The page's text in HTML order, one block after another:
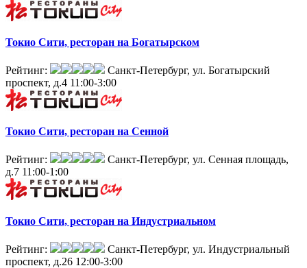
Токио Сити, ресторан на Богатырском
Рейтинг:
Санкт-Петербург, ул. Богатырский
проспект, д.4 11:00-3:00
Токио Сити, ресторан на Сенной
Рейтинг:
Санкт-Петербург, ул. Сенная площадь,
д.7 11:00-1:00
Токио Сити, ресторан на Индустриальном
Рейтинг:
Санкт-Петербург, ул. Индустриальный
проспект, д.26 12:00-3:00